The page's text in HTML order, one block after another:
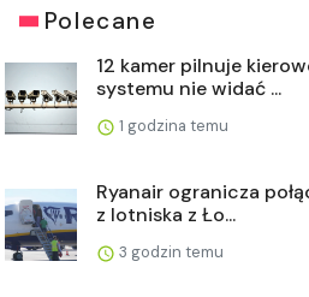
Polecane
12 kamer pilnuje
systemu nie widać ...
1 godzina temu
Ryanair ogranicza
z lotniska z Ło...
3 godzin temu